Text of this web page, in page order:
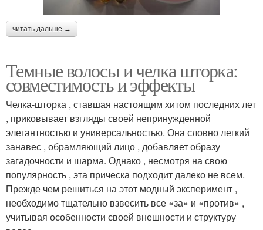
читать дальше →
Темные волосы и челка шторка:
совместимость и эффекты
Челка-шторка , ставшая настоящим хитом последних лет
, приковывает взгляды своей непринужденной
элегантностью и универсальностью. Она словно легкий
занавес , обрамляющий лицо , добавляет образу
загадочности и шарма. Однако , несмотря на свою
популярность , эта прическа подходит далеко не всем.
Прежде чем решиться на этот модный эксперимент ,
необходимо тщательно взвесить все «за» и «против» ,
учитывая особенности своей внешности и структуру